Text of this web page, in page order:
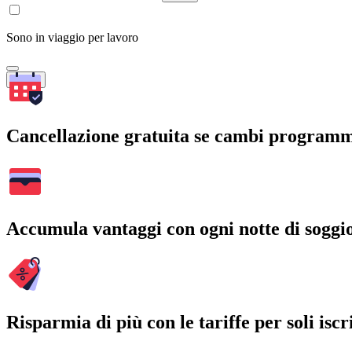
Sono in viaggio per lavoro
Cerca
Cancellazione gratuita se cambi
Accumula vantaggi con ogni notte di
Risparmia di più con le tariffe per soli